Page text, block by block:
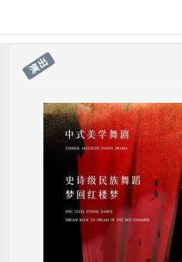
演出